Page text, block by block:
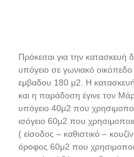
Πρόκειται για την κατασκευή
υπόγειο σε γωνιακό
εμβαδου 180 μ2. Η
και η παράδοση έγινε τον
υπόγειο 40μ2 που
ισόγειο 60μ2 που
( είσοδος – καθιστικό –
όροφος 60μ2 που